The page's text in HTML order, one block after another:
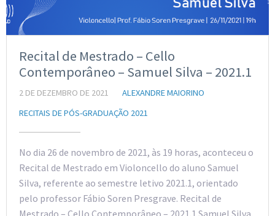
Recital de Mestrado – Cello
Contemporâneo – Samuel Silva – 2021.1
2 DE DEZEMBRO DE 2021
ALEXANDRE MAIORINO
RECITAIS DE PÓS-GRADUAÇÃO 2021
No dia 26 de novembro de 2021, às 19 horas, aconteceu o
Recital de Mestrado em Violoncello do aluno Samuel
Silva, referente ao semestre letivo 2021.1, orientado
pelo professor Fábio Soren Presgrave. Recital de